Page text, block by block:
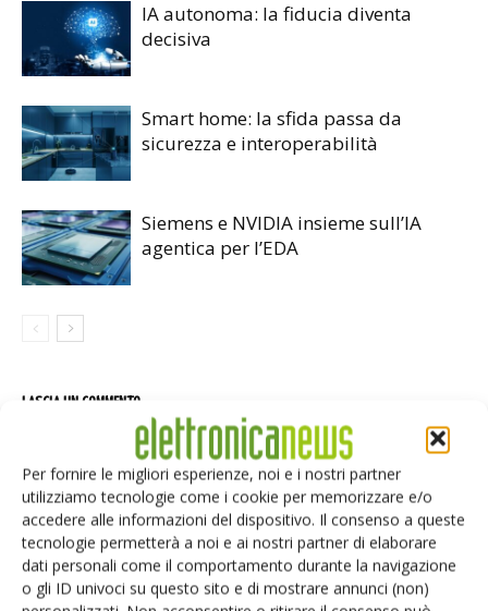
Per fornire le migliori esperienze, noi e i nostri partner
utilizziamo tecnologie come i cookie per memorizzare e/o
accedere alle informazioni del dispositivo. Il consenso a queste
tecnologie permetterà a noi e ai nostri partner di elaborare
dati personali come il comportamento durante la navigazione
o gli ID univoci su questo sito e di mostrare annunci (non)
IA autonoma: la fiducia diventa
decisiva
Smart home: la sfida passa da
sicurezza e interoperabilità
Siemens e NVIDIA insieme sull’IA
agentica per l’EDA
LASCIA UN COMMENTO